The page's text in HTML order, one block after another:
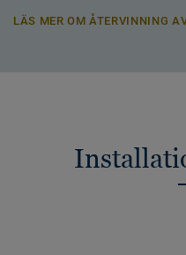
LÄS MER OM ÅTERVINNING